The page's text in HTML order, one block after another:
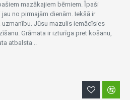
mazākajiem bērniem. Īpaši
no pirmajām dienām. Iekšā ir
Jūsu mazulis iemācīsies
Grāmata ir izturīga pret košanu,
atbalsta ..